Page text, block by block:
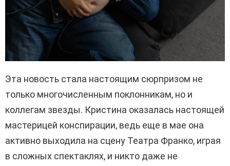
Эта новость стала настоящим сюрпризом не
только многочисленным поклонникам, но и
коллегам звезды. Кристина оказалась настоящей
мастерицей конспирации, ведь еще в мае она
активно выходила на сцену Театра Франко, играя
в сложных спектаклях, и никто даже не